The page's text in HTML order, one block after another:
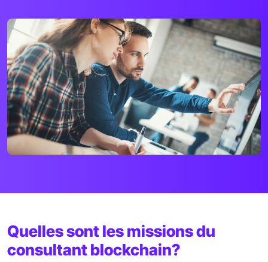
Quelles sont les missions du
consultant blockchain?